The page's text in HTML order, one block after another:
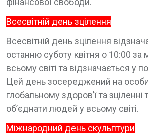
Всесвітній день зцілення
Всесвітній день зцілення
останню суботу квітня о 10:00
всьому світі та відзначається у
Цей день зосереджений на
глобальному здоров’ї та зціленні
об’єднати людей у всьому світі.
Міжнародний день скульптури